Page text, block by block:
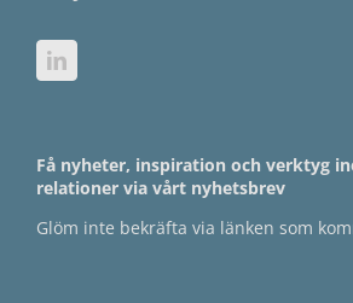
Få nyheter, inspiration och verktyg
relationer via vårt nyhetsbrev
Glöm inte bekräfta via länken som